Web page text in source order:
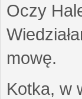
Oczy
mowę.
Kotka, w